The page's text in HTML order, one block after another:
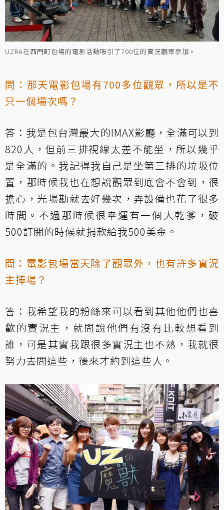
UZRA在西門町包場的電影活動吸引了700位的實況觀眾參加。
問：那天電影包場有700多位觀眾，所以是不
只一個場次嗎？
答：我是包台灣最大的IMAX影廳，全滿可以到
820人，但前三排視線太差不能坐，所以幾乎
是全滿的。我記得我自己是坐第三排的垃圾位
置，那時候我也在想說觀眾到底會不會到，很
擔心，光場勘就去好幾次，弄設備也花了很多
時間。不過那時候很幸運有一個大乾爹，破
500訂閱的時候就捐款給我500美金。
問：電影包場當天除了觀眾外，也有許多實況
主捧場？
答：我希望我的粉絲來可以看到其他他們也喜
歡的實況主，就問說他們有沒有比較想看到
誰，可是其實我跟很多實況主也不熟，我就很
努力去問這些，後來才約到這些人。